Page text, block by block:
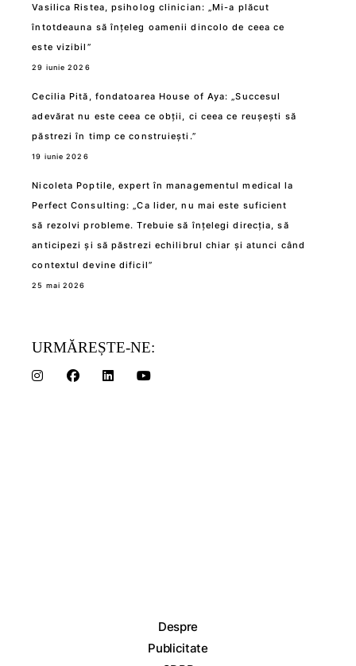
Vasilica Ristea, psiholog clinician: „Mi-a plăcut
întotdeauna să înțeleg oamenii dincolo de ceea ce
este vizibil”
29 iunie 2026
Cecilia Pită, fondatoarea House of Aya: „Succesul
adevărat nu este ceea ce obții, ci ceea ce reușești să
păstrezi în timp ce construiești.”
19 iunie 2026
Nicoleta Poptile, expert în managementul medical la
Perfect Consulting: „Ca lider, nu mai este suficient
să rezolvi probleme. Trebuie să înțelegi direcția, să
anticipezi și să păstrezi echilibrul chiar și atunci când
contextul devine dificil”
25 mai 2026
URMĂREȘTE-NE:
Despre
Publicitate